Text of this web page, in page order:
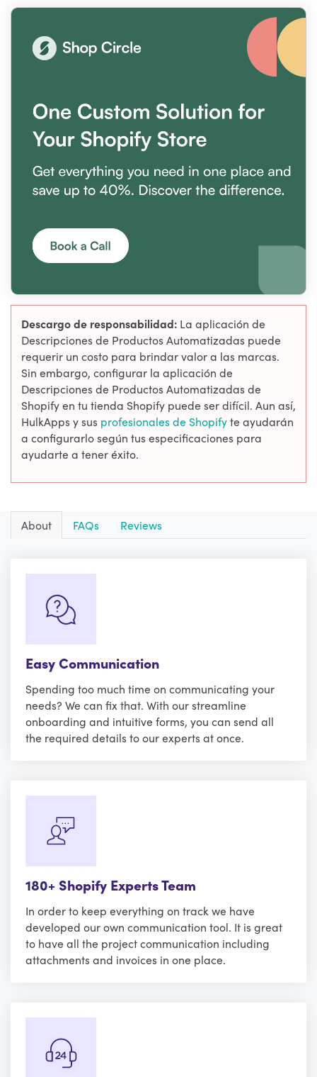
Descargo de responsabilidad: La aplicación de
Descripciones de Productos Automatizadas puede
requerir un costo para brindar valor a las marcas.
Sin embargo, configurar la aplicación de
Descripciones de Productos Automatizadas de
Shopify en tu tienda Shopify puede ser difícil. Aun así,
HulkApps y sus profesionales de Shopifyte ayudarán
a configurarlo según tus especificaciones para
ayudarte a tener éxito.
About FAQs Reviews
Easy Communication
Spending too much time on communicating your
needs? We can fix that. With our streamline
onboarding and intuitive forms, you can send all
the required details to our experts at once.
180+ Shopify Experts Team
In order to keep everything on track we have
developed our own communication tool. It is great
to have all the project communication including
attachments and invoices in one place.